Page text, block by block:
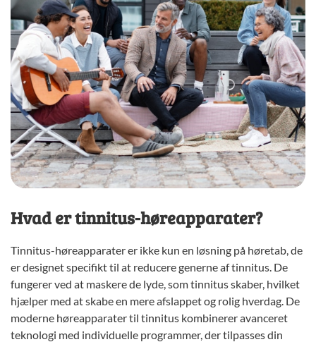
Hvad er tinnitus-høreapparater?
Tinnitus-høreapparater er ikke kun en løsning på høretab, de
er designet specifikt til at reducere generne af tinnitus. De
fungerer ved at maskere de lyde, som tinnitus skaber, hvilket
hjælper med at skabe en mere afslappet og rolig hverdag. De
moderne høreapparater til tinnitus kombinerer avanceret
teknologi med individuelle programmer, der tilpasses din